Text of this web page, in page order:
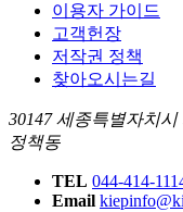
이용자 가이드
고객헌장
저작권 정책
찾아오시는길
30147 세종특별자치
정책동
TEL 044-414-
Email